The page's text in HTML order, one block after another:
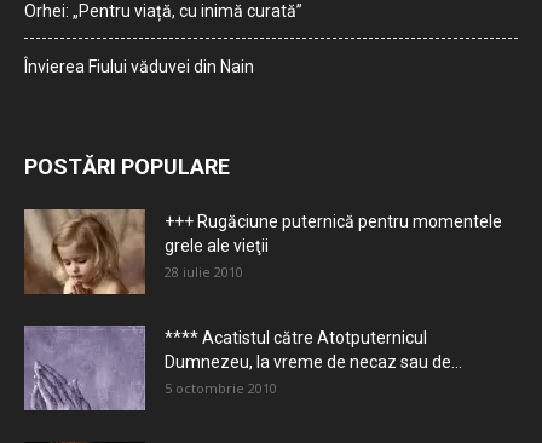
Orhei: „Pentru viață, cu inimă curată”
Învierea Fiului văduvei din Nain
POSTĂRI POPULARE
+++ Rugăciune puternică pentru momentele
grele ale vieţii
28 iulie 2010
**** Acatistul către Atotputernicul
Dumnezeu, la vreme de necaz sau de...
5 octombrie 2010